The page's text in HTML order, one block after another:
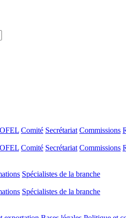
Comité Secrétariat Commissions
Comité Secrétariat Commissions
Spécialistes de la branche
Spécialistes de la branche